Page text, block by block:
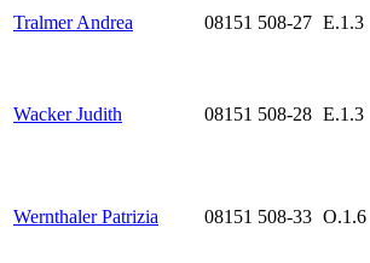
Tralmer Andrea 08151 508-27 E.1.3
Wacker Judith 08151 508-28 E.1.3
Wernthaler Patrizia 08151 508-33 O.1.6